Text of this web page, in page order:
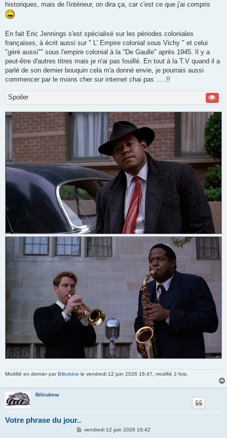
historiques, mais de l'intérieur, on dira ça, car c'est ce que j'ai compris
En fait Eric Jennings s'est spécialisé sur les périodes coloniales
françaises, à écrit aussi sur " L' Empire colonial sous Vichy " et celui
"géré aussi"" sous l'empire colonial à la "De Gaulle" après 1945. Il y a
peut-être d'autres titres mais je n'ai pas fouillé. En tout à la T.V quand il a
parlé de son dernier bouquin cela m'a donné envie, je pourrais aussi
commencer par le moins cher sur internet chai pas .....!!
Spoiler
Modifié en dernier parBilirubine le vendredi 12 juin 2026 16:47, modifié 2 fois.
Bilirubine
Votre phrase du jour..
Mvendredi 12 juin 2026 16:42